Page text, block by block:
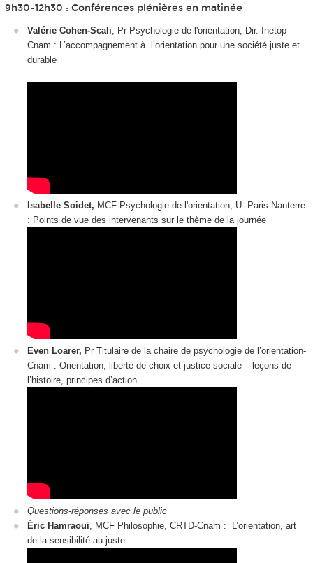
9h30-12h30 : Conférences plénières en matinée
Valérie Cohen-Scali, Pr Psychologie de l'orientation, Dir. Inetop-
Cnam : L’accompagnement à l’orientation pour une société juste et
durable
Isabelle Soidet, MCF Psychologie de l'orientation, U. Paris-Nanterre
: Points de vue des intervenants sur le thème de la journée
Even Loarer, Pr Titulaire de la chaire de psychologie de l’orientation-
Cnam : Orientation, liberté de choix et justice sociale ‒ leçons de
l’histoire, principes d’action
Questions-réponses avec le public
Éric Hamraoui, MCF Philosophie, CRTD-Cnam : L’orientation, art
de la sensibilité au juste